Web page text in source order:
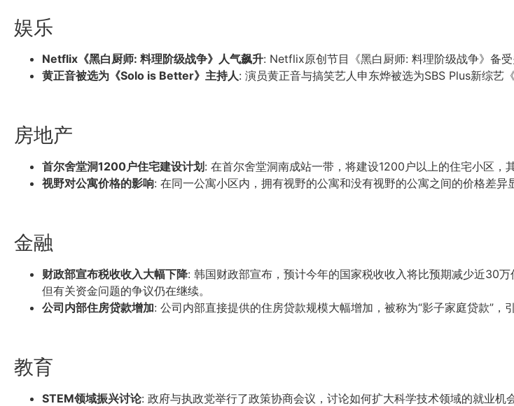
娱乐
Netflix《黑白厨师: 料理阶级战争》人气飙升: Netflix原创节目《黑白厨师: 料理阶级战争》备
黄正音被选为《Solo is Better》主持人: 演员黄正音与搞笑艺人申东烨被选为SBS Plus新综艺
房地产
首尔舍堂洞1200户住宅建设计划 : 在首尔舍堂洞南成站一带，将建设1200户以上的住宅小区，
视野对公寓价格的影响: 在同一公寓小区内，拥有视野的公寓和没有视野的公寓之间的价格差异
金融
财政部宣布税收收入大幅下降: 韩国财政部宣布，预计今年的国家税收收入将比预期减少近30
但有关资金问题的争议仍在继续。
公司内部住房贷款增加: 公司内部直接提供的住房贷款规模大幅增加，被称为“影子家庭贷款”
教育
STEM领域振兴讨论: 政府与执政党举行了政策协商会议，讨论如何扩大科学技术领域的就业机